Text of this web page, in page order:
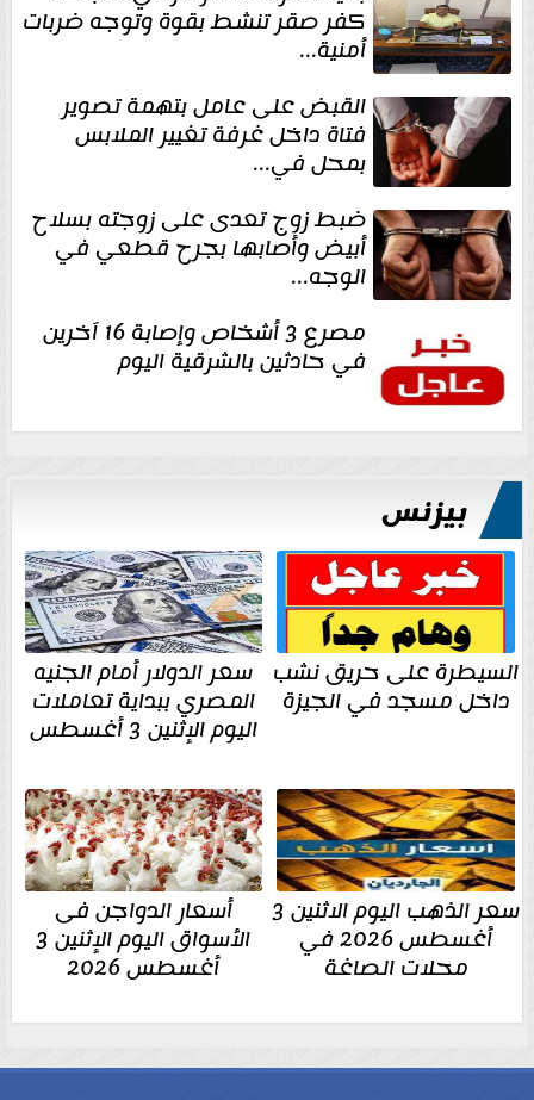
كفر صقر تنشط بقوة وتوجه ضربات
أمنية...
القبض على عامل بتهمة تصوير
فتاة داخل غرفة تغيير الملابس
بمحل في...
ضبط زوج تعدى على زوجته بسلاح
أبيض وأصابها بجرح قطعي في
الوجه...
مصرع 3 أشخاص وإصابة 16 آخرين
في حادثين بالشرقية اليوم
بيزنس
السيطرة على حريق نشب
داخل مسجد في الجيزة
سعر الدولار أمام الجنيه
المصري ببداية تعاملات
اليوم الإثنين 3 أغسطس
سعر الذهب اليوم الاثنين 3
أغسطس 2026 في
محلات الصاغة
أسعار الدواجن فى
الأسواق اليوم الإثنين 3
أغسطس 2026